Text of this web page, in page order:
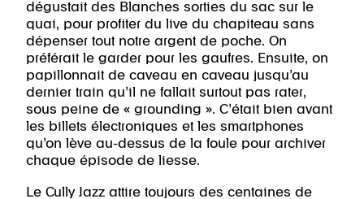
dégustait des Blanches sorties du sac sur le
quai, pour profiter du live du chapiteau sans
dépenser tout notre argent de poche. On
préférait le garder pour les gaufres. Ensuite, on
papillonnait de caveau en caveau jusqu’au
dernier train qu’il ne fallait surtout pas rater,
sous peine de « grounding ». C’était bien avant
les billets électroniques et les smartphones
qu’on lève au-dessus de la foule pour archiver
chaque épisode de liesse.
Le Cully Jazz attire toujours des centaines de